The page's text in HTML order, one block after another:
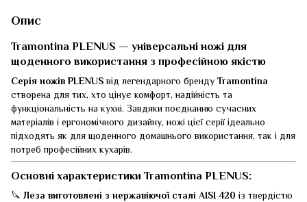
Опис
Tramontina PLENUS — універсальні ножі для
щоденного використання з професійною якістю
Серія ножів PLENUSвід легендарного бренду Tramontina
створена для тих, хто цінує комфорт, надійність та
функціональність на кухні. Завдяки поєднанню сучасних
матеріалів і ергономічного дизайну, ножі цієї серії ідеально
підходять як для щоденного домашнього використання, так і для
потреб професійних кухарів.
Основні характеристики Tramontina PLENUS:
🔪 Леза виготовлені з нержавіючої сталі AISI 420 із твердістю